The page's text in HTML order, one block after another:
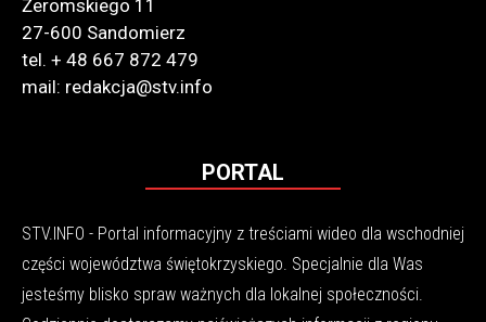
Żeromskiego 11
27-600 Sandomierz
tel. + 48 667 872 479
mail: redakcja@stv.info
PORTAL
STV.INFO - Portal informacyjny z treściami wideo dla wschodniej
części województwa świętokrzyskiego. Specjalnie dla Was
jesteśmy blisko spraw ważnych dla lokalnej społeczności.